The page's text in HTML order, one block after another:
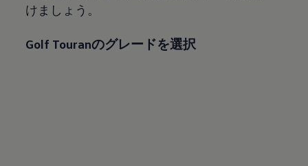
けましょう。
Golf Touranのグレードを選択